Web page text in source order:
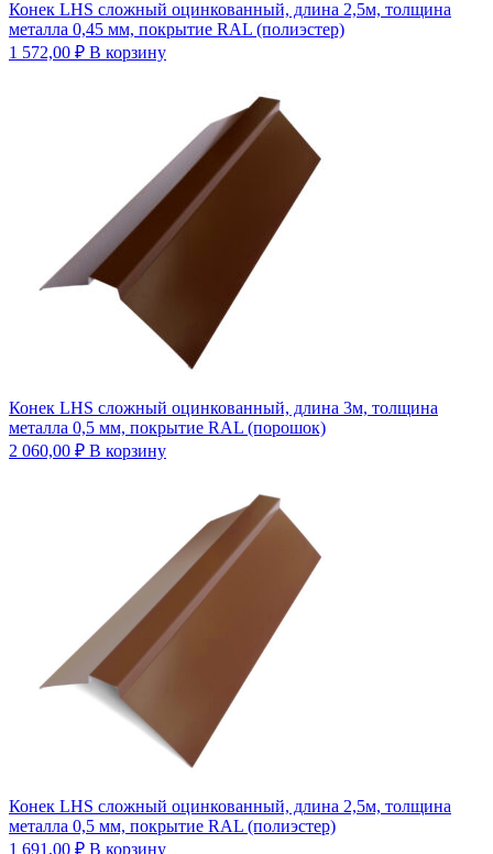
Конек LHS сложный оцинкованный, длина 2,5м, толщина
металла 0,45 мм, покрытие RAL (полиэстер)
1 572,00 ₽ В корзину
Конек LHS сложный оцинкованный, длина 3м, толщина
металла 0,5 мм, покрытие RAL (порошок)
2 060,00 ₽ В корзину
Конек LHS сложный оцинкованный, длина 2,5м, толщина
металла 0,5 мм, покрытие RAL (полиэстер)
1 691,00 ₽ В корзину